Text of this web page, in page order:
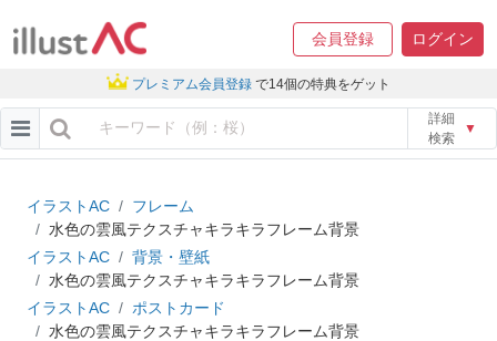
会員登録 ログイン
プレミアム会員登録 で14個の特典をゲット
詳細
検索
▼
イラストAC
フレーム
水色の雲風テクスチャキラキラフレーム背景
イラストAC
背景・壁紙
水色の雲風テクスチャキラキラフレーム背景
イラストAC
ポストカード
水色の雲風テクスチャキラキラフレーム背景